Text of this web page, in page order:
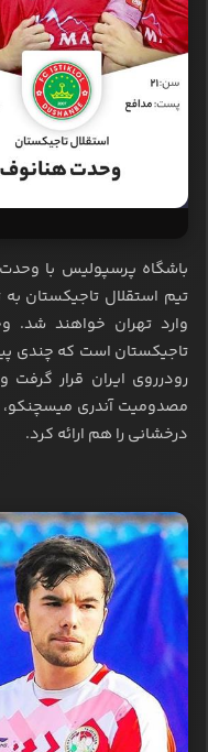
باشگاه پرسپولیس با
تیم استقلال تاجیکستان
تاجیکستان است که چندی
رودرروی ایران قرار گرفت
مصدومیت آندری میسچنکو،
درخشانی را هم ارائه کرد.